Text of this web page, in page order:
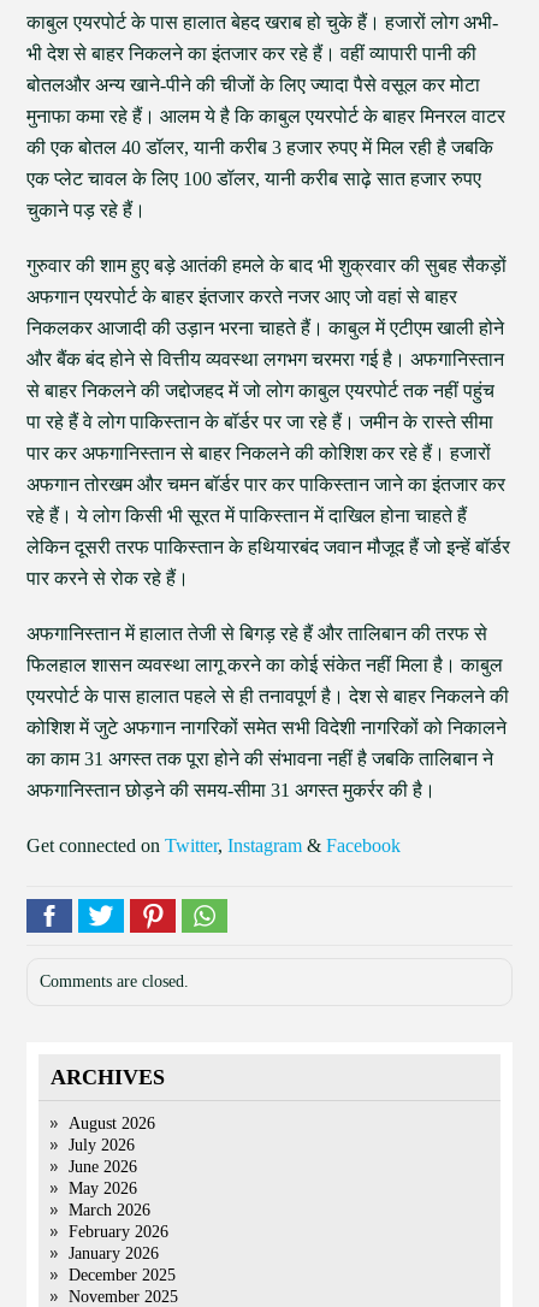
काबुल एयरपोर्ट के पास हालात बेहद खराब हो चुके हैं। हजारों लोग अभी-
भी देश से बाहर निकलने का इंतजार कर रहे हैं। वहीं व्यापारी पानी की
बोतलऔर अन्य खाने-पीने की चीजों के लिए ज्यादा पैसे वसूल कर मोटा
मुनाफा कमा रहे हैं। आलम ये है कि काबुल एयरपोर्ट के बाहर मिनरल वाटर
की एक बोतल 40 डॉलर, यानी करीब 3 हजार रुपए में मिल रही है जबकि
एक प्लेट चावल के लिए 100 डॉलर, यानी करीब साढ़े सात हजार रुपए
चुकाने पड़ रहे हैं।
गुरुवार की शाम हुए बड़े आतंकी हमले के बाद भी शुक्रवार की सुबह सैकड़ों
अफगान एयरपोर्ट के बाहर इंतजार करते नजर आए जो वहां से बाहर
निकलकर आजादी की उड़ान भरना चाहते हैं। काबुल में एटीएम खाली होने
और बैंक बंद होने से वित्तीय व्यवस्था लगभग चरमरा गई है। अफगानिस्तान
से बाहर निकलने की जद्दोजहद में जो लोग काबुल एयरपोर्ट तक नहीं पहुंच
पा रहे हैं वे लोग पाकिस्तान के बॉर्डर पर जा रहे हैं। जमीन के रास्ते सीमा
पार कर अफगानिस्तान से बाहर निकलने की कोशिश कर रहे हैं। हजारों
अफगान तोरखम और चमन बॉर्डर पार कर पाकिस्तान जाने का इंतजार कर
रहे हैं। ये लोग किसी भी सूरत में पाकिस्तान में दाखिल होना चाहते हैं
लेकिन दूसरी तरफ पाकिस्तान के हथियारबंद जवान मौजूद हैं जो इन्हें बॉर्डर
पार करने से रोक रहे हैं।
अफगानिस्तान में हालात तेजी से बिगड़ रहे हैं और तालिबान की तरफ से
फिलहाल शासन व्यवस्था लागू करने का कोई संकेत नहीं मिला है। काबुल
एयरपोर्ट के पास हालात पहले से ही तनावपूर्ण है। देश से बाहर निकलने की
कोशिश में जुटे अफगान नागरिकों समेत सभी विदेशी नागरिकों को निकालने
का काम 31 अगस्त तक पूरा होने की संभावना नहीं है जबकि तालिबान ने
अफगानिस्तान छोड़ने की समय-सीमा 31 अगस्त मुकर्रर की है।
Get connected onTwitter,Instagram &Facebook
Comments are closed.
ARCHIVES
August 2026
July 2026
June 2026
May 2026
March 2026
February 2026
January 2026
December 2025
November 2025